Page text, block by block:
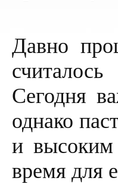
Давно
Сегодня
однако
и высоким
время для